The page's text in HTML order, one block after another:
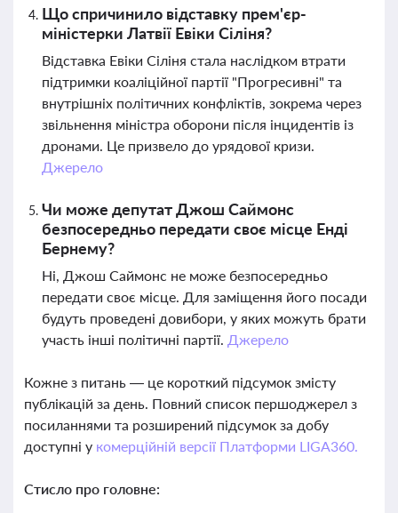
Що спричинило відставку прем'єр-
міністерки Латвії Евіки Сіліня?
Відставка Евіки Сіліня стала наслідком втрати
підтримки коаліційної партії "Прогресивні" та
внутрішніх політичних конфліктів, зокрема через
звільнення міністра оборони після інцидентів із
дронами. Це призвело до урядової кризи.
Джерело
Чи може депутат Джош Саймонс
безпосередньо передати своє місце Енді
Бернему?
Ні, Джош Саймонс не може безпосередньо
передати своє місце. Для заміщення його посади
будуть проведені довибори, у яких можуть брати
участь інші політичні партії. Джерело
Кожне з питань — це короткий підсумок змісту
публікацій за день. Повний список першоджерел з
посиланнями та розширений підсумок за добу
доступні у комерційній версії Платформи LIGA360.
Стисло про головне: